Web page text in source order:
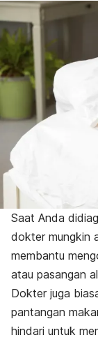
Saat Anda
dokter mungkin
membantu
atau pasangan
Dokter juga
pantangan
hindari untuk